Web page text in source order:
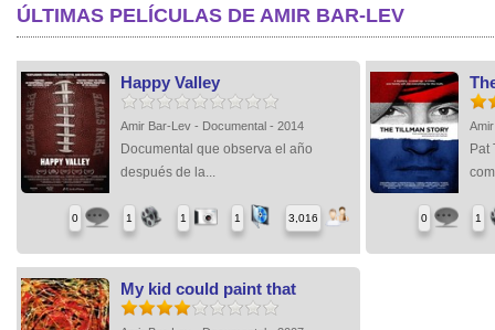
ÚLTIMAS PELÍCULAS DE AMIR BAR-LEV
Happy Valley
Amir Bar-Lev - Documental - 2014
Documental que observa el año
después de la...
0 1 1 1 3,016
Pat
0 1
My kid could paint that